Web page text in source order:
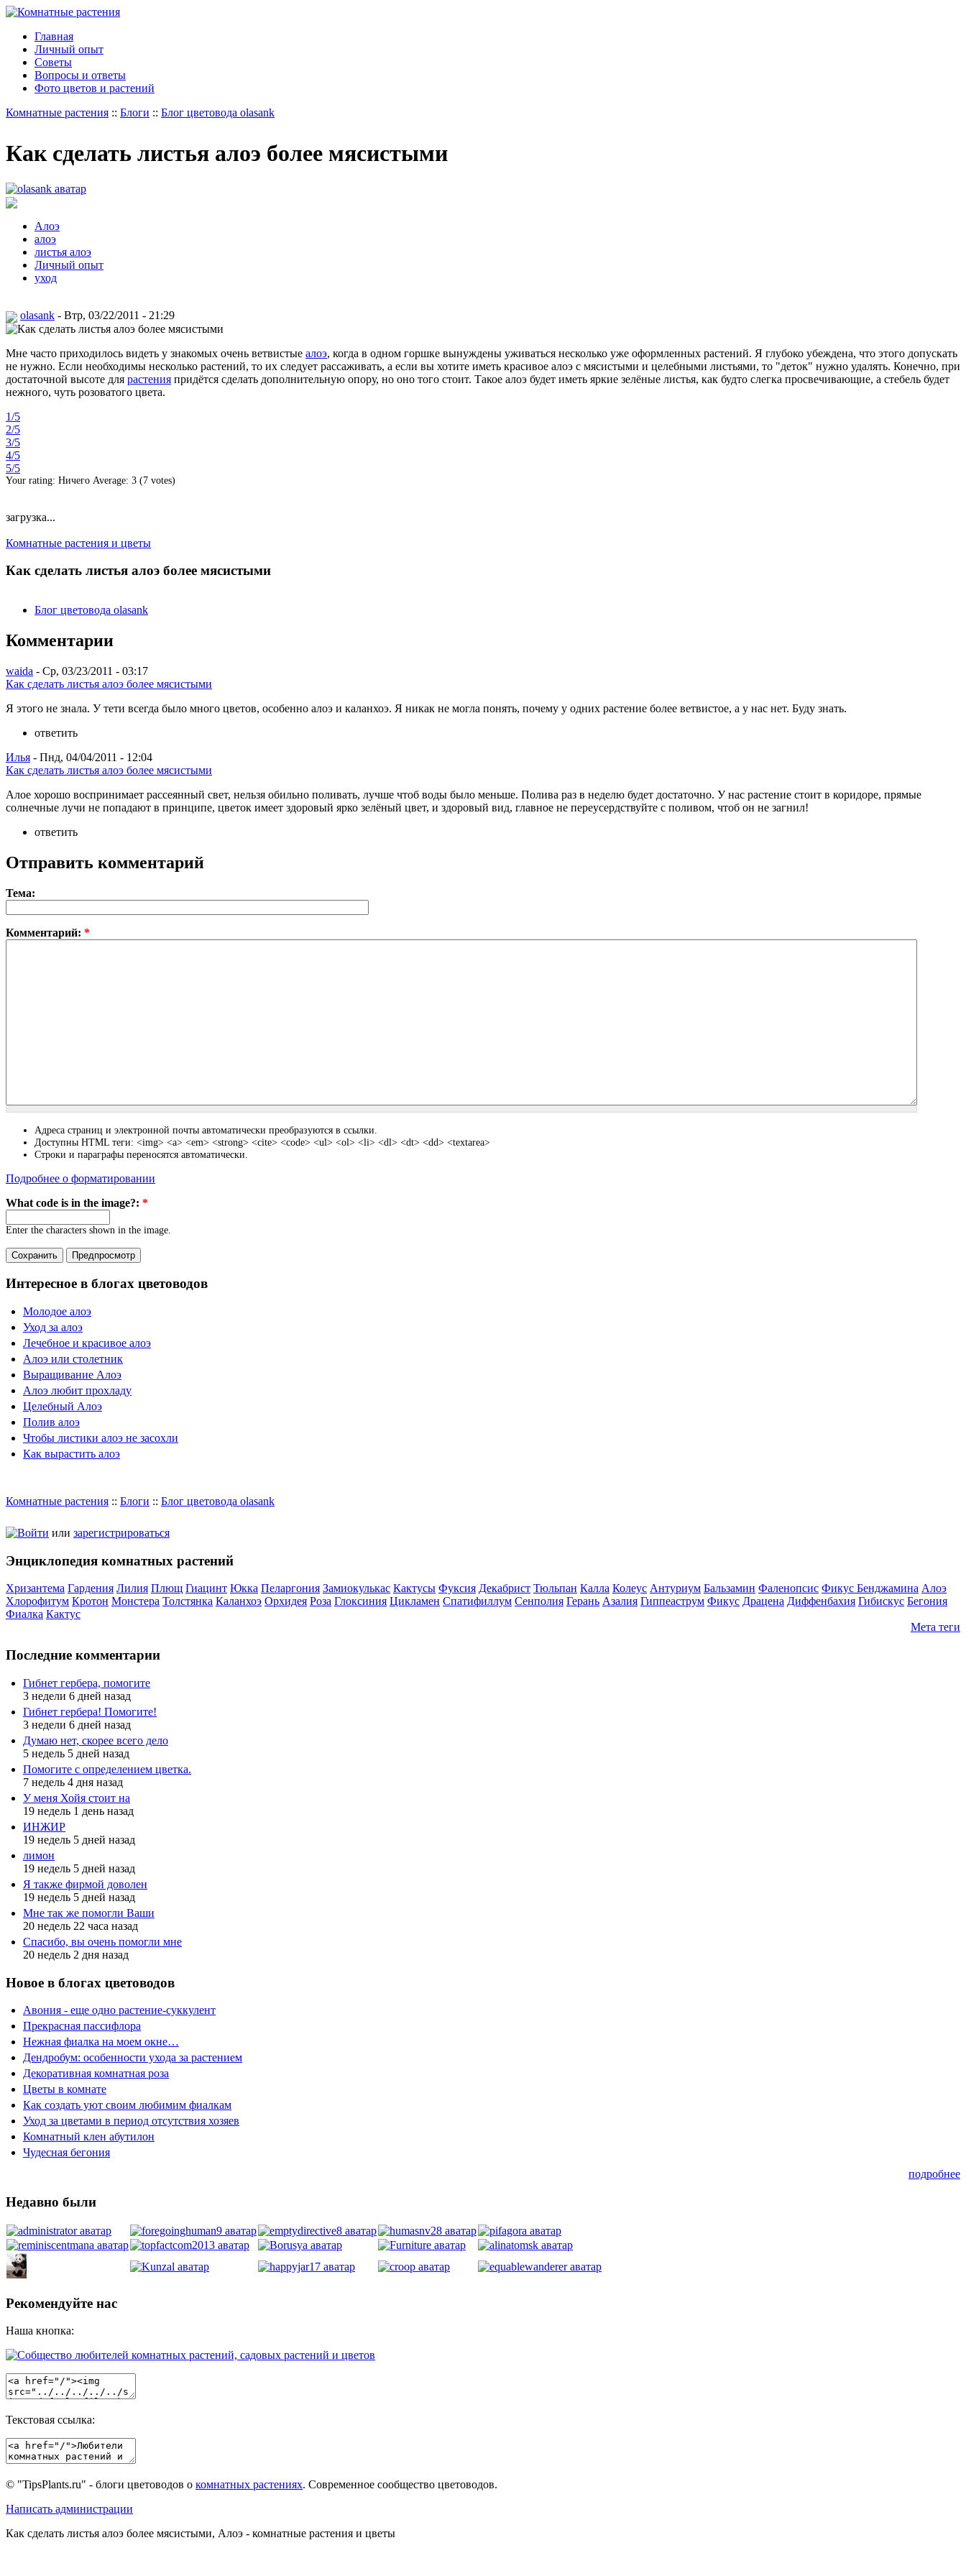
Главная
Личный опыт
Советы
Вопросы и ответы
Фото цветов и растений
Комнатные растения :: Блоги :: Блог цветовода olasank
Как сделать листья алоэ более мясистыми
Алоэ
алоэ
листья алоэ
Личный опыт
уход
olasank - Втр, 03/22/2011 - 21:29
Мне часто приходилось видеть у знакомых очень ветвистые алоэ, когда в одном горшке вынуждены уживаться несколько уже оформленных растений. Я глубоко убеждена, что этого допускать
не нужно. Если необходимы несколько растений, то их следует рассаживать, а если вы хотите иметь красивое алоэ с мясистыми и целебными листьями, то "деток" нужно удалять. Конечно, при
достаточной высоте для растения придётся сделать дополнительную опору, но оно того стоит. Такое алоэ будет иметь яркие зелёные листья, как будто слегка просвечивающие, а стебель будет
нежного, чуть розоватого цвета.
1/5
2/5
3/5
4/5
5/5
Your rating: Ничего Average: 3 (7 votes)
загрузка...
Комнатные растения и цветы
Как сделать листья алоэ более мясистыми
Блог цветовода olasank
Комментарии
waida - Ср, 03/23/2011 - 03:17
Как сделать листья алоэ более мясистыми
Я этого не знала. У тети всегда было много цветов, особенно алоэ и каланхоэ. Я никак не могла понять, почему у одних растение более ветвистое, а у нас нет. Буду знать.
ответить
Илья - Пнд, 04/04/2011 - 12:04
Как сделать листья алоэ более мясистыми
Алое хорошо воспринимает рассеянный свет, нельзя обильно поливать, лучше чтоб воды было меньше. Полива раз в неделю будет достаточно. У нас растение стоит в коридоре, прямые
солнечные лучи не попадают в принципе, цветок имеет здоровый ярко зелёный цвет, и здоровый вид, главное не переусердствуйте с поливом, чтоб он не загнил!
ответить
Отправить комментарий
Тема:
Комментарий: *
Адреса страниц и электронной почты автоматически преобразуются в ссылки.
Доступны HTML теги: <img> <a> <em> <strong> <cite> <code> <ul> <ol> <li> <dl> <dt> <dd> <textarea>
Строки и параграфы переносятся автоматически.
Подробнее о форматировании
What code is in the image?: *
Enter the characters shown in the image.
Интересное в блогах цветоводов
Молодое алоэ
Уход за алоэ
Лечебное и красивое алоэ
Алоэ или столетник
Выращивание Алоэ
Алоэ любит прохладу
Целебный Алоэ
Полив алоэ
Чтобы листики алоэ не засохли
Как вырастить алоэ
Комнатные растения :: Блоги :: Блог цветовода olasank
Войти или зарегистрироваться
Энциклопедия комнатных растений
Хризантема Гардения Лилия Плющ Гиацинт Юкка Пеларгония Замиокулькас Кактусы Фуксия Декабрист Тюльпан Калла Колеус Антуриум Бальзамин Фаленопсис Фикус Бенджамина Алоэ
Хлорофитум Кротон Монстера Толстянка Каланхоэ Орхидея Роза Глоксиния Цикламен Спатифиллум Сенполия Герань Азалия Гиппеаструм Фикус Драцена Диффенбахия Гибискус Бегония
Фиалка Кактус
Мета теги
Последние комментарии
Гибнет гербера, помогите
3 недели 6 дней назад
Гибнет гербера! Помогите!
3 недели 6 дней назад
Думаю нет, скорее всего дело
5 недель 5 дней назад
Помогите с определением цветка.
7 недель 4 дня назад
У меня Хойя стоит на
19 недель 1 день назад
ИНЖИР
19 недель 5 дней назад
лимон
19 недель 5 дней назад
Я также фирмой доволен
19 недель 5 дней назад
Мне так же помогли Ваши
20 недель 22 часа назад
Спасибо, вы очень помогли мне
20 недель 2 дня назад
Новое в блогах цветоводов
Авония - еще одно растение-суккулент
Прекрасная пассифлора
Нежная фиалка на моем окне…
Дендробум: особенности ухода за растением
Декоративная комнатная роза
Цветы в комнате
Как создать уют своим любимим фиалкам
Уход за цветами в период отсутствия хозяев
Комнатный клен абутилон
Чудесная бегония
подробнее
Недавно были
Рекомендуйте нас
Наша кнопка:
Текстовая ссылка:
© "TipsPlants.ru" - блоги цветоводов о комнатных растениях. Современное сообщество цветоводов.
Написать администрации
Как сделать листья алоэ более мясистыми, Алоэ - комнатные растения и цветы